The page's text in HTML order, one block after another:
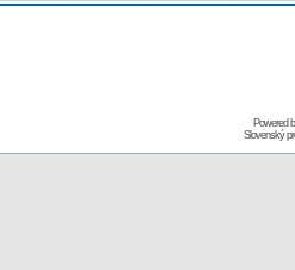
Powered
Slovenský